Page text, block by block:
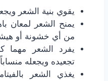
يقوي بنية الشعر
يمنح الشعر لمعان
من أي خشونة أو
يفرد الشعر مهما
تجعيده ويجعله
يغذي الشعر